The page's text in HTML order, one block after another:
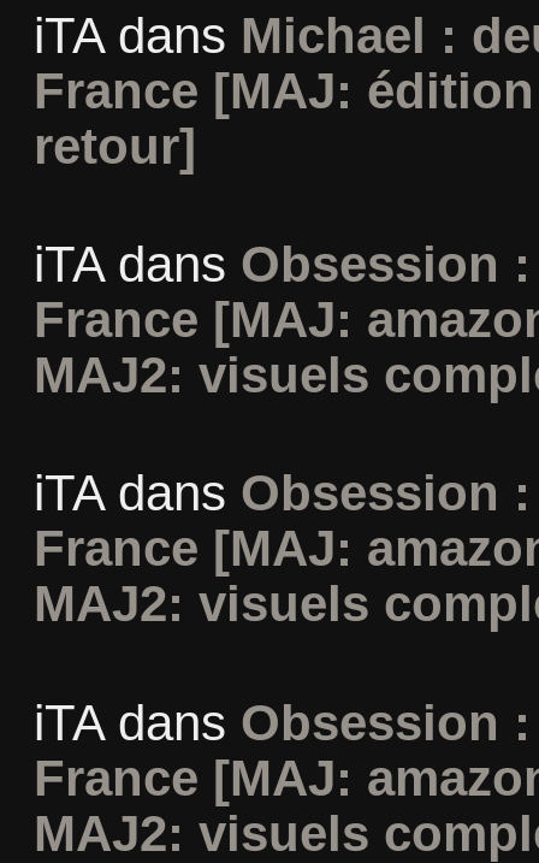
iTAdans Michael :
France [MAJ:
retour]
iTAdans Obsession
France [MAJ:
MAJ2: visuels
iTAdans Obsession
France [MAJ:
MAJ2: visuels
iTAdans Obsession
France [MAJ:
MAJ2: visuels